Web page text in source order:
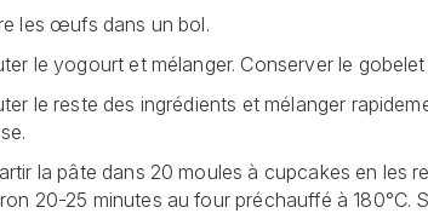
les œufs dans un bol.
le yogourt et mélanger. Conserver le
le reste des ingrédients et mélanger
la pâte dans 20 moules à cupcakes en les
20-25 minutes au four préchauffé à 180°C.